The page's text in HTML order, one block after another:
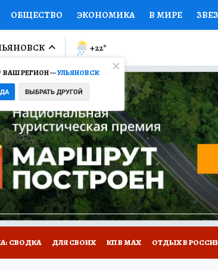
ОБЩЕСТВО ЭКОНОМИКА В МИРЕ
ПРОИСШЕСТВИЯ НАЦИОНАЛЬНЫЕ
МИР Я ЗНАЮ СЕМЬЯ
СЕРИАЛЫ СПЕЦПРОЕКТЫ
КОЛЛЕКЦИИ КОНКУРСЫ РАБОТА У НАС
ВАШ РЕГИОН —УЛЬЯНОВСК
ДА ВЫБРАТЬ ДРУГОЙ
+22°
СВОДКА ДЛЯ СВОИХ КП В МАХ ОТДЫХ В